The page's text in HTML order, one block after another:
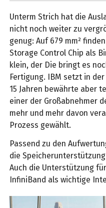
Unterm Strich hat die
nicht noch weiter zu
genug: Auf 679 mm²
Storage Control Chip als
klein, der Die bringt es
Fertigung. IBM setzt in
15 Jahren bewährte aber
einer der Großabnehmer
mehr und mehr davon
Prozess gewählt.
Passend zu den
die
Auch die Unterstützung
InfiniBand als wichtige